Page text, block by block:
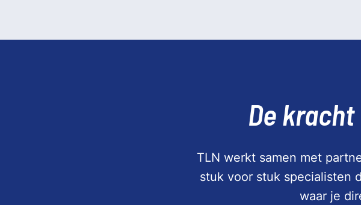
De
TLN werkt samen met
stuk voor stuk specialisten
waar je